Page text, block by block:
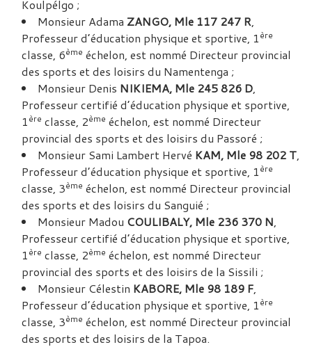
Koulpélgo ;
Monsieur Adama ZANGO, Mle 117 247 R,
Professeur d’éducation physique et sportive, 1ère
classe, 6ème échelon, est nommé Directeur provincial
des sports et des loisirs du Namentenga ;
Monsieur Denis NIKIEMA, Mle 245 826 D,
Professeur certifié d’éducation physique et sportive,
1ère classe, 2ème échelon, est nommé Directeur
provincial des sports et des loisirs du Passoré ;
Monsieur Sami Lambert Hervé KAM, Mle 98 202 T,
Professeur d’éducation physique et sportive, 1ère
classe, 3ème échelon, est nommé Directeur provincial
des sports et des loisirs du Sanguié ;
Monsieur Madou COULIBALY, Mle 236 370 N,
Professeur certifié d’éducation physique et sportive,
1ère classe, 2ème échelon, est nommé Directeur
provincial des sports et des loisirs de la Sissili ;
Monsieur Célestin KABORE, Mle 98 189 F,
Professeur d’éducation physique et sportive, 1ère
classe, 3ème échelon, est nommé Directeur provincial
des sports et des loisirs de la Tapoa.